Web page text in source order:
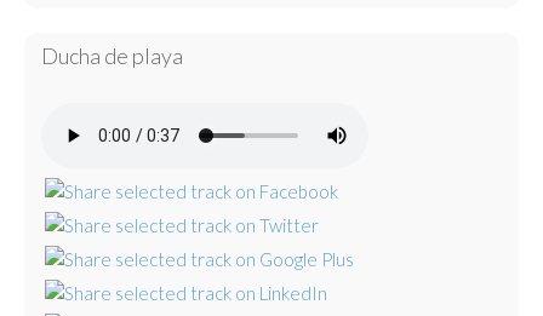
Ducha de playa